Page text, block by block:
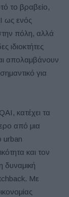
το βραβείο,
ως ενός
πόλη, αλλά
ιδιοκτήτες
απολαμβάνουν
για
κατέχει τα
από μια
urban
και τον
δυναμική
Με